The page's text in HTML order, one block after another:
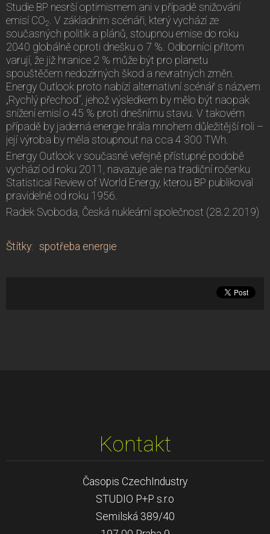
Studie BP nesrší optimismem ani v případě snižování
emisí CO2 . V základním scénáři, který vychází ze
současných politik a plánů, stoupnou emise do roku
2040 globálně oproti dnešku o 7 %. Odborníci přitom
varují, že již hranice 2 % může být pro planetu
spouštěčem nedozírných škod a nevratných změn.
Energy Outlook proto nabízí alternativní scénář s názvem
„Rychlý přechod“, jehož výsledkem by mělo být naopak
snížení emisí o 45 % proti dnešnímu stavu. V takovém
případě by jaderná energie hrála mnohem důležitější roli –
její výroba by měla stoupnout na cca 4 300 TWh.
Energy Outlook v současné veřejně přístupné podobě
vychází od roku 2011, navazuje ale na tradiční ročenku
Statistical Review of World Energy, kterou BP publikoval
pravidelně od roku 1956.
Radek Svoboda, Česká nukleární společnost (28.2.2019)
Štítky: spotřeba energie
Kontakt
Časopis CzechIndustry
STUDIO P+P s.r.o
Semilská 389/40